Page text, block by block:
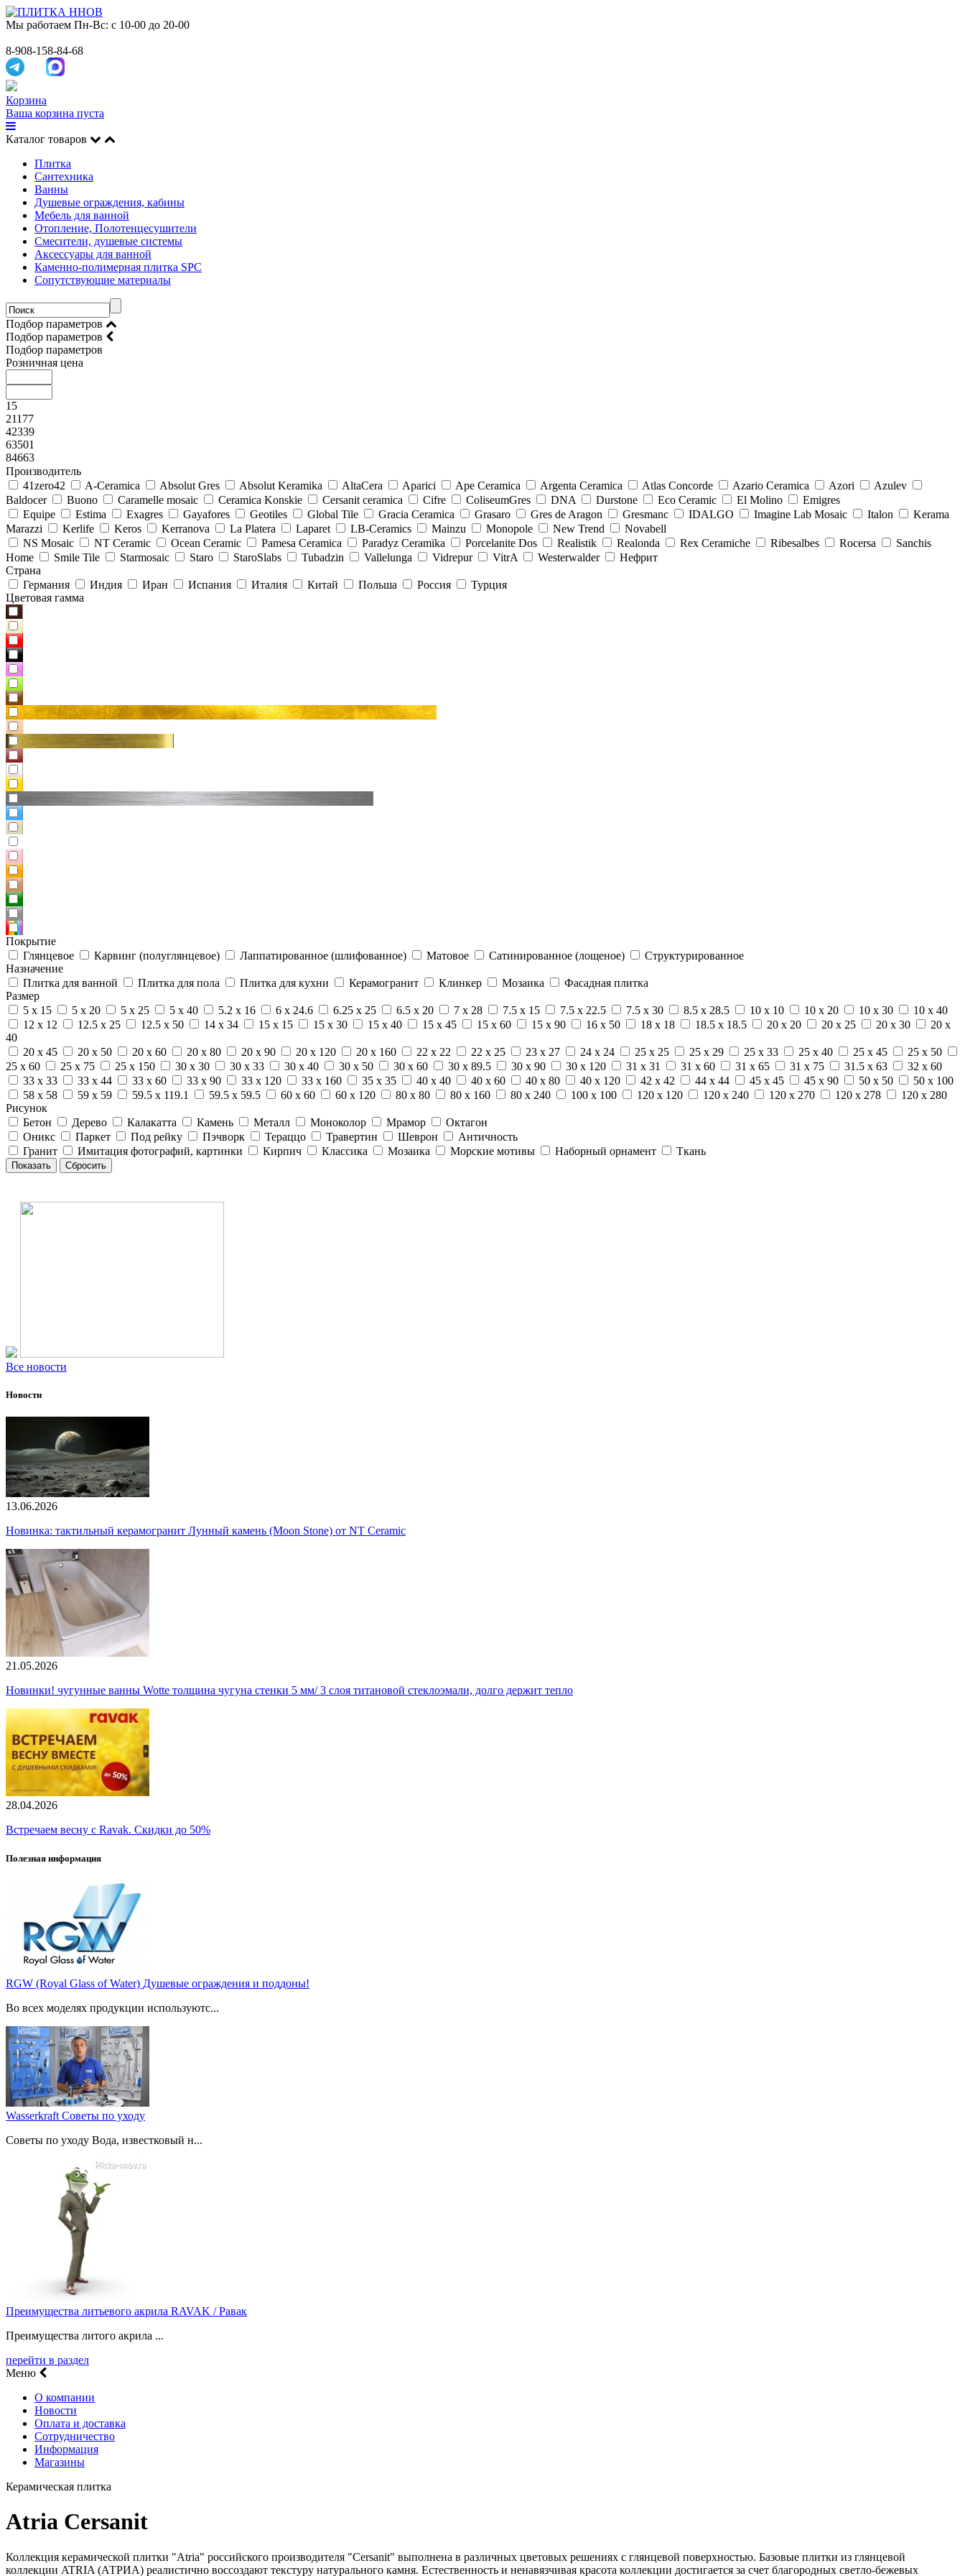
Мы работаем Пн-Вс: с 10-00 до 20-00
8-908-158-84-68
Корзина
Ваша корзина пуста
Каталог товаров
Плитка
Сантехника
Ванны
Душевые ограждения, кабины
Мебель для ванной
Отопление, Полотенцесушители
Смесители, душевые системы
Аксессуары для ванной
Каменно-полимерная плитка SPC
Сопутствующие материалы
Подбор параметров
Подбор параметров
Подбор параметров
Розничная цена
15
21177
42339
63501
84663
Производитель
41zero42
A-Ceramica Absolut Gres Absolut Keramika AltaCera Aparici Ape Ceramica Argenta Ceramica Atlas Concorde Azario Ceramica Azori
Azulev
Baldocer
Buono Caramelle mosaic Ceramica Konskie Cersanit ceramica Cifre ColiseumGres DNA Durstone Eco Ceramic El Molino
Emigres
Equipe
Estima Exagres Gayafores Geotiles Global Tile Gracia Ceramica Grasaro Gres de Aragon Gresmanc IDALGO Imagine Lab Mosaic Italon
Kerama
Marazzi
Kerlife Keros Kerranova La Platera Laparet LB-Ceramics Mainzu Monopole New Trend
Novabell
NS Mosaic
NT Ceramic Ocean Ceramic Pamesa Ceramica Paradyz Сeramika Porcelanite Dos Realistik Realonda Rex Ceramiche Ribesalbes Rocersa
Sanchis
Home
Smile Tile Starmosaic Staro StaroSlabs Tubadzin Vallelunga Vidrepur VitrA Westerwalder
Нефрит
Страна
Германия
Индия Иран Испания Италия Китай Польша Россия
Турция
Цветовая гамма
Покрытие
Глянцевое
Карвинг (полуглянцевое) Лаппатированное (шлифованное) Матовое Сатинированное (лощеное)
Структурированное
Назначение
Плитка для ванной
Плитка для пола Плитка для кухни Керамогранит Клинкер Мозаика
Фасадная плитка
Размер
5 x 15
5 x 20 5 x 25 5 x 40 5.2 x 16 6 x 24.6 6.25 x 25 6.5 x 20 7 x 28 7.5 x 15 7.5 x 22.5 7.5 x 30 8.5 x 28.5 10 x 10 10 x 20 10 x 30
10 x 40
12 x 12
12.5 x 25 12.5 x 50 14 x 34 15 x 15 15 x 30 15 x 40 15 x 45 15 x 60 15 x 90 16 x 50 18 x 18 18.5 x 18.5 20 x 20 20 x 25 20 x 30
20 x
40
20 x 45
20 x 50 20 x 60 20 x 80 20 x 90 20 x 120 20 x 160 22 x 22 22 x 25 23 x 27 24 x 24 25 x 25 25 x 29 25 x 33 25 x 40 25 x 45
25 x 50
25 x 60
25 x 75 25 x 150 30 x 30 30 x 33 30 x 40 30 x 50 30 x 60 30 x 89.5 30 x 90 30 x 120 31 x 31 31 x 60 31 x 65 31 x 75 31.5 x 63
32 x 60
33 x 33
33 x 44 33 x 60 33 x 90 33 x 120 33 x 160 35 x 35 40 x 40 40 x 60 40 x 80 40 x 120 42 x 42 44 x 44 45 x 45 45 x 90 50 x 50
50 x 100
58 x 58
59 x 59 59.5 x 119.1 59.5 x 59.5 60 x 60 60 x 120 80 x 80 80 x 160 80 x 240 100 x 100 120 x 120 120 x 240 120 x 270 120 x 278
120 x 280
Рисунок
Бетон
Дерево Калакатта Камень Металл Моноколор Мрамор
Октагон
Оникс
Паркет Под рейку Пэчворк Тераццо Травертин Шеврон
Античность
Гранит
Имитация фотографий, картинки Кирпич Классика Мозаика Морские мотивы Наборный орнамент Ткань
Все новости
Новости
13.06.2026
Новинка: тактильный керамогранит Лунный камень (Moon Stone) от NT Ceramic
21.05.2026
Новинки! чугунные ванны Wotte толщина чугуна стенки 5 мм/ 3 слоя титановой стеклоэмали, долго держит тепло
28.04.2026
Встречаем весну с Ravak. Скидки до 50%
Полезная информация
RGW (Royal Glass of Water) Душевые ограждения и поддоны!
Во всех моделях продукции используютс...
Wasserkraft Советы по уходу
Советы по уходу Вода, известковый н...
Преимущества литьевого акрила RAVAK / Равак
Преимущества литого акрила ...
перейти в раздел
Меню
О компании
Новости
Оплата и доставка
Сотрудничество
Информация
Магазины
Керамическая плитка
Atria Cersanit
Коллекция керамической плитки "Atria" российского производителя "Cersanit" выполнена в различных цветовых решениях с глянцевой поверхностью. Базовые плитки из глянцевой
коллекции ATRIA (АТРИА) реалистично воссоздают текстуру натурального камня. Естественность и ненавязчивая красота коллекции достигается за счет благородных светло-бежевых